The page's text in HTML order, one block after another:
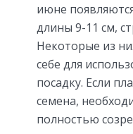
июне
длины 9-11 см,
Некоторые из
себе для
посадку. Если
семена,
полностью